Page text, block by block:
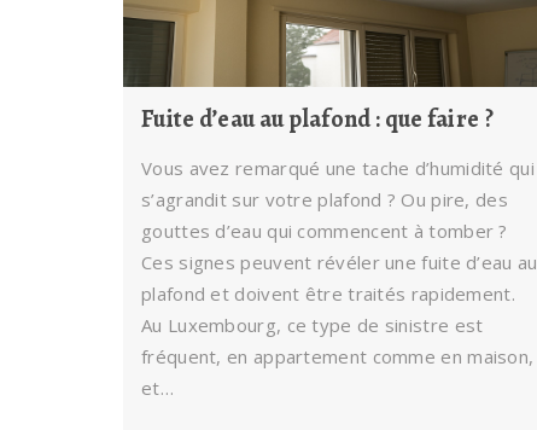
Fuite d’eau au plafond : que faire ?
Vous avez remarqué une tache d’humidité qui
s’agrandit sur votre plafond ? Ou pire, des
gouttes d’eau qui commencent à tomber ?
Ces signes peuvent révéler une fuite d’eau au
plafond et doivent être traités rapidement.
Au Luxembourg, ce type de sinistre est
fréquent, en appartement comme en maison,
et…